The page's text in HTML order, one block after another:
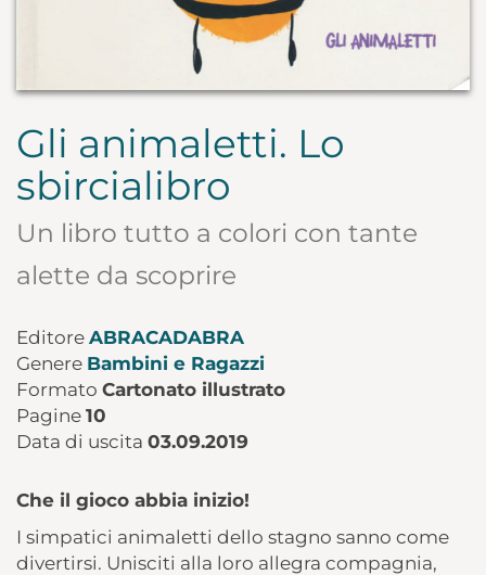
Gli animaletti. Lo
sbircialibro
Un libro tutto a colori con tante
alette da scoprire
Editore ABRACADABRA
Genere Bambini e Ragazzi
Formato Cartonato illustrato
Pagine 10
Data di uscita 03.09.2019
Che il gioco abbia inizio!
I simpatici animaletti dello stagno sanno come
divertirsi. Unisciti alla loro allegra compagnia,